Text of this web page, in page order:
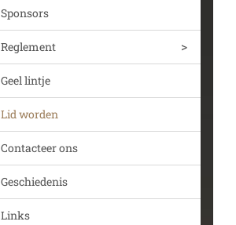
Sponsors
Reglement
Geel lintje
Lid worden
Contacteer ons
Geschiedenis
Links